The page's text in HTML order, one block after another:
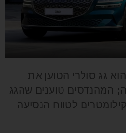
חידוש ייחודי ל-80G הוא גג סולרי הטוען את
המהנדסים טוענים שהגג
עשוי להוסיף 1,150 קילומטרים לטווח הנסיעה